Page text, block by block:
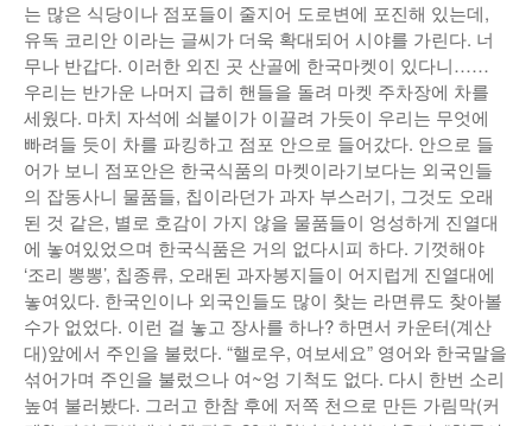
는 많은 식당이나 점포들이 줄지어 도로변에 포진해 있는데,
유독 코리안 이라는 글씨가 더욱 확대되어 시야를 가린다. 너
무나 반갑다. 이러한 외진 곳 산골에 한국마켓이 있다니……
우리는 반가운 나머지 급히 핸들을 돌려 마켓 주차장에 차를
세웠다. 마치 자석에 쇠붙이가 이끌려 가듯이 우리는 무엇에
빠려들 듯이 차를 파킹하고 점포 안으로 들어갔다. 안으로 들
어가 보니 점포안은 한국식품의 마켓이라기보다는 외국인들
의 잡동사니 물품들, 칩이라던가 과자 부스러기, 그것도 오래
된 것 같은, 별로 호감이 가지 않을 물품들이 엉성하게 진열대
에 놓여있었으며 한국식품은 거의 없다시피 하다. 기껏해야
‘조리 뽕뽕’, 칩종류, 오래된 과자봉지들이 어지럽게 진열대에
놓여있다. 한국인이나 외국인들도 많이 찾는 라면류도 찾아볼
수가 없었다. 이런 걸 놓고 장사를 하나? 하면서 카운터(계산
대)앞에서 주인을 불렀다. “핼로우, 여보세요” 영어와 한국말을
섞어가며 주인을 불렀으나 여~엉 기척도 없다. 다시 한번 소리
높여 불러봤다. 그러고 한참 후에 저쪽 천으로 만든 가림막(커